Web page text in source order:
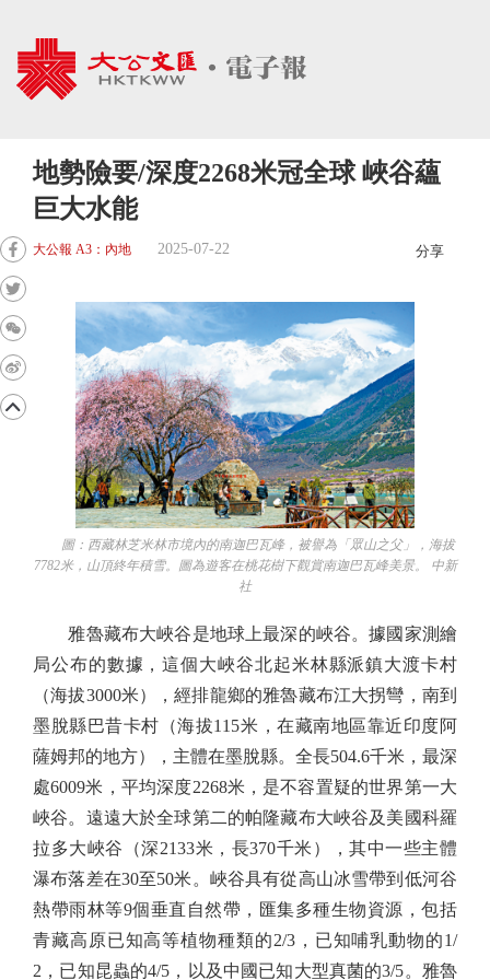
地勢險要/深度2268米冠全球 峽谷蘊
巨大水能
大公報 A3：內地 2025-07-22 分享
圖：西藏林芝米林市境內的南迦巴瓦峰，被譽為「眾山之父」，海拔
7782米，山頂終年積雪。圖為遊客在桃花樹下觀賞南迦巴瓦峰美景。 中新
社
雅魯藏布大峽谷是地球上最深的峽谷。據國家測繪
局公布的數據，這個大峽谷北起米林縣派鎮大渡卡村
（海拔3000米），經排龍鄉的雅魯藏布江大拐彎，南到
墨脫縣巴昔卡村（海拔115米，在藏南地區靠近印度阿
薩姆邦的地方），主體在墨脫縣。全長504.6千米，最深
處6009米，平均深度2268米，是不容置疑的世界第一大
峽谷。遠遠大於全球第二的帕隆藏布大峽谷及美國科羅
拉多大峽谷（深2133米，長370千米），其中一些主體
瀑布落差在30至50米。峽谷具有從高山冰雪帶到低河谷
熱帶雨林等9個垂直自然帶，匯集多種生物資源，包括
青藏高原已知高等植物種類的2/3，已知哺乳動物的1/
2，已知昆蟲的4/5，以及中國已知大型真菌的3/5。雅魯